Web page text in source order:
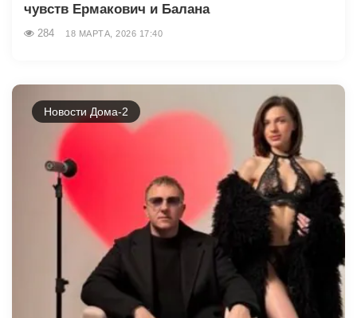
чувств Ермакович и Балана
284 18 МАРТА, 2026 17:40
Новости Дома-2